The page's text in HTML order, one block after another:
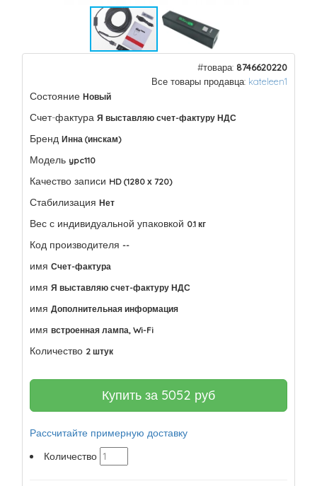
#товара: 8746620220
Все товары продавца: kateleen1
Состояние Новый
Счет-фактура Я выставляю счет-фактуру НДС
Бренд Инна (инскам)
Модель ypc110
Качество записи HD (1280 х 720)
Стабилизация Нет
Вес с индивидуальной упаковкой 0.1 кг
Код производителя --
имя Счет-фактура
имя Я выставляю счет-фактуру НДС
имя Дополнительная информация
имя встроенная лампа, Wi-Fi
Количество 2 штук
Купить за 5052 руб
Рассчитайте примерную доставку
Количество